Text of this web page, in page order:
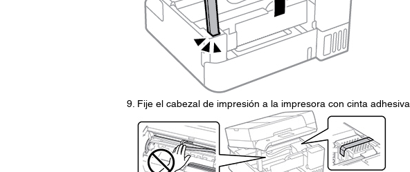
Fije el cabezal de impresión a la impresora con cinta adhesiva.